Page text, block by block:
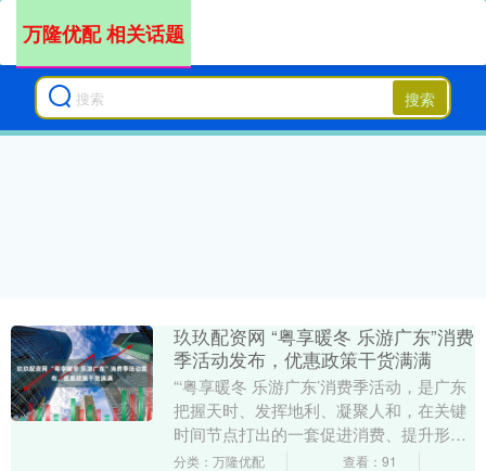
搜索
万隆优配 相关话题
玖玖配资网 “粤享暖冬 乐游广东”消费
季活动发布，优惠政策干货满满
“‘粤享暖冬 乐游广东’消费季活动，是广东
把握天时、发挥地利、凝聚人和，在关键
时间节点打出的一套促进消费、提升形
象、推动发展的‘组合拳’。我们诚挚邀请全
分类：万隆优配 查看：91